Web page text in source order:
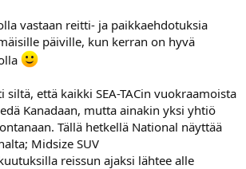
vastaan reitti- ja paikkaehdotuksia
päiville, kun kerran on hyvä
siltä, että kaikki SEA-TACin vuokraamoista
Kanadaan, mutta ainakin yksi yhtiö
Tällä hetkellä National näyttää
Midsize SUV
reissun ajaksi lähtee alle